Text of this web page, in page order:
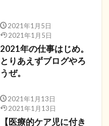
2021年1月5日
2021年1月5日
2021年の仕事はじめ。
とりあえずブログやろ
うぜ。
2021年1月13日
2021年1月13日
【医療的ケア児に付き